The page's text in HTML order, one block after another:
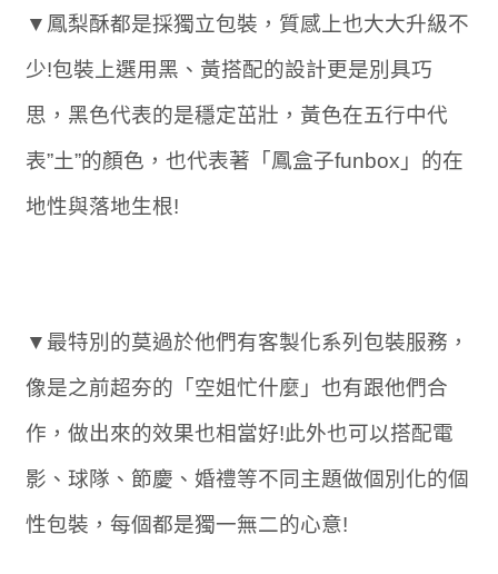
▼鳳梨酥都是採獨立包裝，質感上也大大升級不
少!包裝上選用黑、黃搭配的設計更是別具巧
思，黑色代表的是穩定茁壯，黃色在五行中代
表”土”的顏色，也代表著「鳳盒子funbox」的在
地性與落地生根!
▼最特別的莫過於他們有客製化系列包裝服務，
像是之前超夯的「空姐忙什麼」也有跟他們合
作，做出來的效果也相當好!此外也可以搭配電
影、球隊、節慶、婚禮等不同主題做個別化的個
性包裝，每個都是獨一無二的心意!